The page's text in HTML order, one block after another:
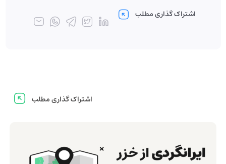
اشتراک گذاری مطلب
اشتراک گذاری مطلب